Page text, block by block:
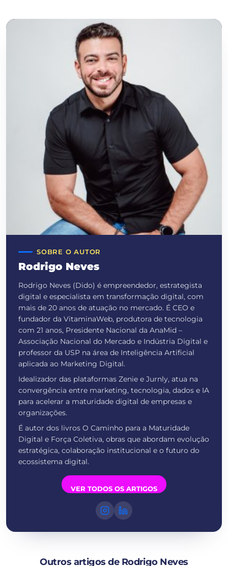
SOBRE O AUTOR
Rodrigo Neves
Rodrigo Neves (Dido) é empreendedor, estrategista
digital e especialista em transformação digital, com
mais de 20 anos de atuação no mercado. É CEO e
fundador da VitaminaWeb, produtora de tecnologia
com 21 anos, Presidente Nacional da AnaMid –
Associação Nacional do Mercado e Indústria Digital e
professor da USP na área de Inteligência Artificial
aplicada ao Marketing Digital.
Idealizador das plataformas Zenie e Jurnly, atua na
convergência entre marketing, tecnologia, dados e IA
para acelerar a maturidade digital de empresas e
organizações.
É autor dos livros O Caminho para a Maturidade
Digital e Força Coletiva, obras que abordam evolução
estratégica, colaboração institucional e o futuro do
ecossistema digital.
VER TODOS OS ARTIGOS
Outros artigos de Rodrigo Neves